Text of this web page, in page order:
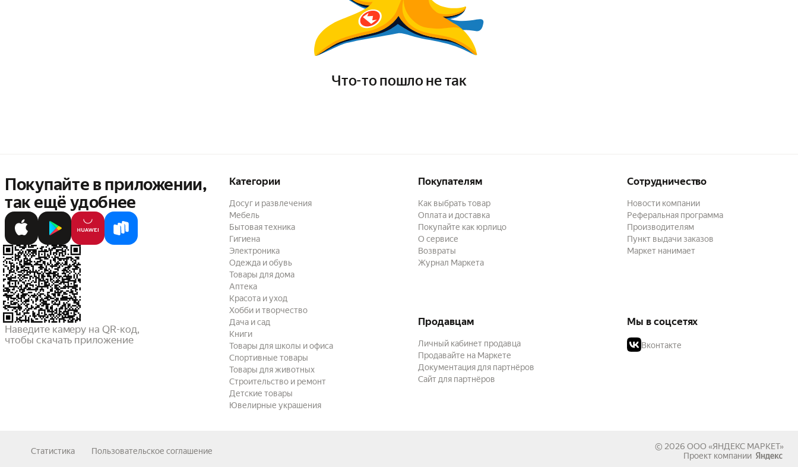
Что-то пошло не так
Покупайте в приложении,
так ещё удобнее
Наведите камеру на QR-код,
чтобы скачать приложение
Категории
Досуг и развлечения
Мебель
Бытовая техника
Гигиена
Электроника
Одежда и обувь
Товары для дома
Аптека
Красота и уход
Хобби и творчество
Дача и сад
Книги
Товары для школы и офиса
Спортивные товары
Товары для животных
Строительство и ремонт
Детские товары
Ювелирные украшения
Покупателям
Как выбрать товар
Оплата и доставка
Покупайте как юрлицо
О сервисе
Возвраты
Журнал Маркета
Сотрудничество
Новости компании
Реферальная программа
Производителям
Пункт выдачи заказов
Маркет нанимает
Продавцам
Личный кабинет продавца
Продавайте на Маркете
Документация для партнёров
Сайт для партнёров
Мы в соцсетях
Вконтакте
Статистика Пользовательское соглашение © 2026 ООО «ЯНДЕКС МАРКЕТ»
Проект компании